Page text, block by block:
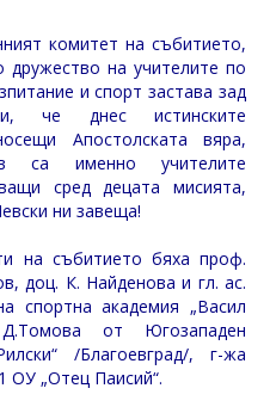
комитет на събитието,
дружество на учителите по
и спорт застава зад
че днес истинските
Апостолската вяра,
са именно учителите
сред децата мисията,
ни завеща!
на събитието бяха проф.
доц. К. Найденова и гл. ас.
спортна академия „Васил
от Югозападен
/Благоевград/, г-жа
ОУ „Отец Паисий“.